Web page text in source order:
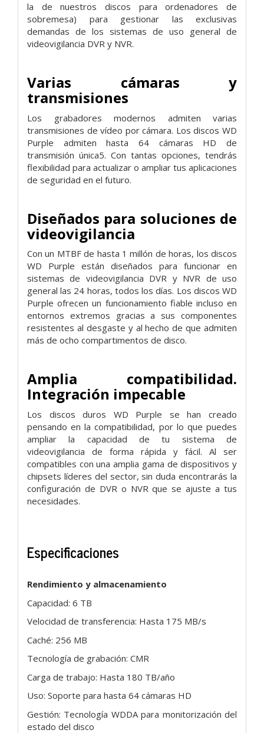
la de nuestros discos para ordenadores de
sobremesa) para gestionar las exclusivas
demandas de los sistemas de uso general de
videovigilancia DVR y NVR.
Varias cámaras y
transmisiones
Los grabadores modernos admiten varias
transmisiones de vídeo por cámara. Los discos WD
Purple admiten hasta 64 cámaras HD de
transmisión única5. Con tantas opciones, tendrás
flexibilidad para actualizar o ampliar tus aplicaciones
de seguridad en el futuro.
Diseñados para soluciones de
videovigilancia
Con un MTBF de hasta 1 millón de horas, los discos
WD Purple están diseñados para funcionar en
sistemas de videovigilancia DVR y NVR de uso
general las 24 horas, todos los días. Los discos WD
Purple ofrecen un funcionamiento fiable incluso en
entornos extremos gracias a sus componentes
resistentes al desgaste y al hecho de que admiten
más de ocho compartimentos de disco.
Amplia compatibilidad.
Integración impecable
Los discos duros WD Purple se han creado
pensando en la compatibilidad, por lo que puedes
ampliar la capacidad de tu sistema de
videovigilancia de forma rápida y fácil. Al ser
compatibles con una amplia gama de dispositivos y
chipsets líderes del sector, sin duda encontrarás la
configuración de DVR o NVR que se ajuste a tus
necesidades.
Especificaciones
Rendimiento y almacenamiento
Capacidad: 6 TB
Velocidad de transferencia: Hasta 175 MB/s
Caché: 256 MB
Tecnología de grabación: CMR
Carga de trabajo: Hasta 180 TB/año
Uso: Soporte para hasta 64 cámaras HD
Gestión: Tecnología WDDA para monitorización del
estado del disco